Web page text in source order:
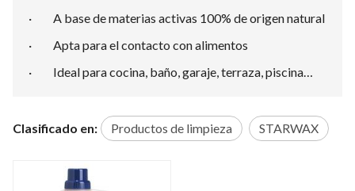
· A base de materias activas 100% de origen natural
· Apta para el contacto con alimentos
· Ideal para cocina, baño, garaje, terraza, piscina…
Clasificado en: Productos de limpieza STARWAX